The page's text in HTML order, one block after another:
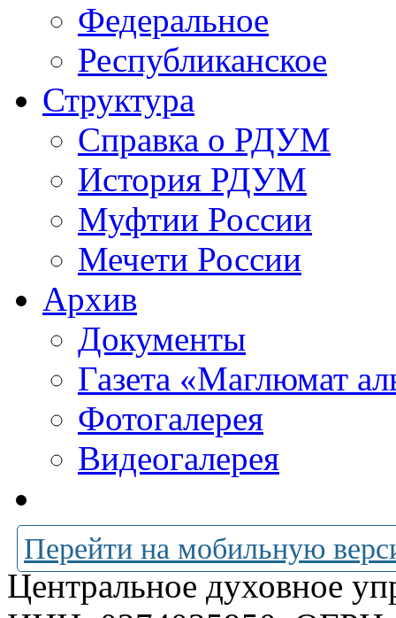
Федеральное
Республиканское
Структура
Справка о РДУМ
История РДУМ
Муфтии России
Мечети России
Архив
Документы
Газета «Маглюмат
Фотогалерея
Видеогалерея
Перейти на мобильную
Центральное духовное